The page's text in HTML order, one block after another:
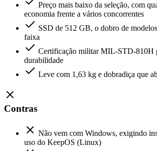
Preço mais baixo da seleção, com
economia frente a vários concorrentes
SSD de 512 GB, o dobro de
faixa
Certificação militar MIL-STD-810H
durabilidade
Leve com 1,63 kg e dobradiça que
Contras
Não vem com Windows, exigindo
uso do KeepOS (Linux)